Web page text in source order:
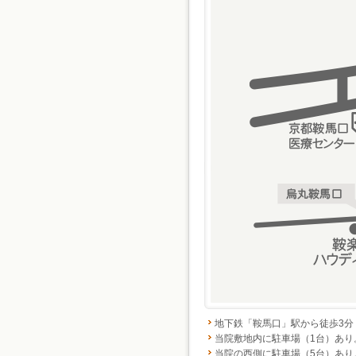
地下鉄「鞍馬口」駅から徒歩3分
当院敷地内に駐車場（1台）あり
当院の西側に駐車場（5台）あり